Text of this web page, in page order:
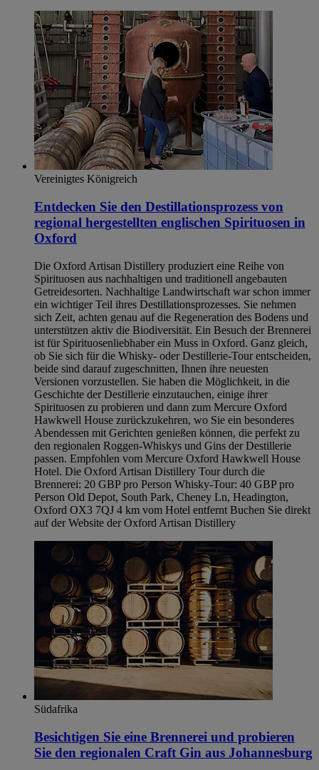
Vereinigtes Königreich
Entdecken Sie den Destillationsprozess von
regional hergestellten englischen Spirituosen in
Oxford
Die Oxford Artisan Distillery produziert eine Reihe von
Spirituosen aus nachhaltigen und traditionell angebauten
Getreidesorten. Nachhaltige Landwirtschaft war schon immer
ein wichtiger Teil ihres Destillationsprozesses. Sie nehmen
sich Zeit, achten genau auf die Regeneration des Bodens und
unterstützen aktiv die Biodiversität. Ein Besuch der Brennerei
ist für Spirituosenliebhaber ein Muss in Oxford. Ganz gleich,
ob Sie sich für die Whisky- oder Destillerie-Tour entscheiden,
beide sind darauf zugeschnitten, Ihnen ihre neuesten
Versionen vorzustellen. Sie haben die Möglichkeit, in die
Geschichte der Destillerie einzutauchen, einige ihrer
Spirituosen zu probieren und dann zum Mercure Oxford
Hawkwell House zurückzukehren, wo Sie ein besonderes
Abendessen mit Gerichten genießen können, die perfekt zu
den regionalen Roggen-Whiskys und Gins der Destillerie
passen. Empfohlen vom Mercure Oxford Hawkwell House
Hotel. Die Oxford Artisan Distillery Tour durch die
Brennerei: 20 GBP pro Person Whisky-Tour: 40 GBP pro
Person Old Depot, South Park, Cheney Ln, Headington,
Oxford OX3 7QJ 4 km vom Hotel entfernt Buchen Sie direkt
auf der Website der Oxford Artisan Distillery
Südafrika
Besichtigen Sie eine Brennerei und probieren
Sie den regionalen Craft Gin aus Johannesburg